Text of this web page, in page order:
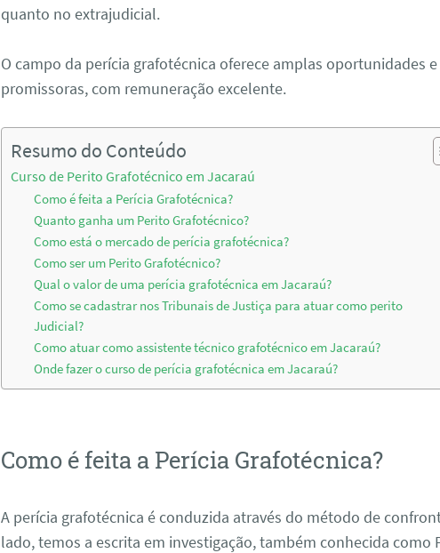
quanto no extrajudicial.
O campo da perícia grafotécnica oferece amplas oportunidades
promissoras, com remuneração excelente.
Resumo do Conteúdo
Curso de Perito Grafotécnico em Jacaraú
Como é feita a Perícia Grafotécnica?
Quanto ganha um Perito Grafotécnico?
Como está o mercado de perícia grafotécnica?
Como ser um Perito Grafotécnico?
Qual o valor de uma perícia grafotécnica em Jacaraú?
Como se cadastrar nos Tribunais de Justiça para atuar como perito
Judicial?
Como atuar como assistente técnico grafotécnico em Jacaraú?
Onde fazer o curso de perícia grafotécnica em Jacaraú?
Como é feita a Perícia Grafotécnica?
A perícia grafotécnica é conduzida através do método de
lado, temos a escrita em investigação, também conhecida como